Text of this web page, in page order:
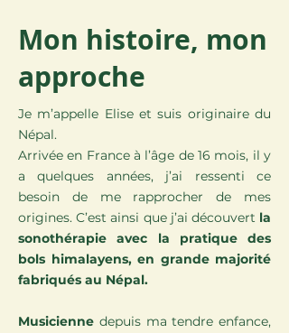
Mon histoire, mon
approche
Je m’appelle Elise et suis originaire du
Népal.
Arrivée en France à l’âge de 16 mois, il y
a quelques années, j’ai ressenti ce
besoin de me rapprocher de mes
origines. C’est ainsi que j’ai découvert la
sonothérapie avec la pratique des
bols himalayens, en grande majorité
fabriqués au Népal.
Musicienne depuis ma tendre enfance,